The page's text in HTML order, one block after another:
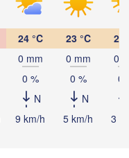
24 °C
0 mm
0 %
N
9 km/h
23 °C
0 mm
0 %
N
5 km/h
20
0
0
3
Астана
(Astana)
Қарағанды
(Qarağandy)